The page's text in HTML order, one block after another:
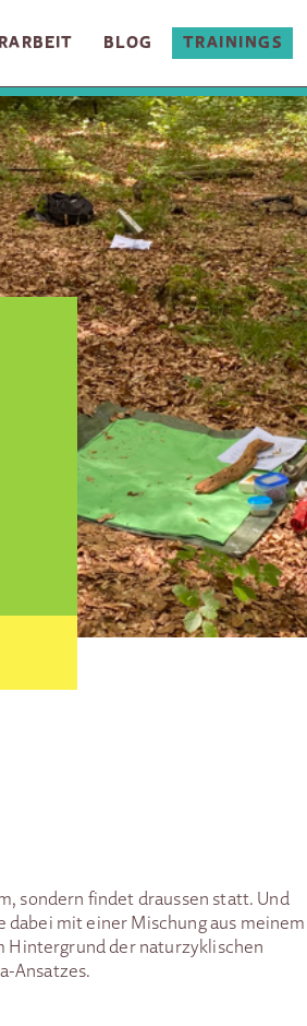
BLOG TRAININGS
sondern findet draussen statt. Und
mit einer Mischung aus meinem
Hintergrund der naturzyklischen
Ansatzes.